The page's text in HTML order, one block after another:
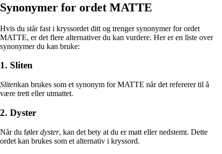
Synonymer for ordet MATTE
Hvis du står fast i kryssordet ditt og trenger synonymer for ordet
MATTE, er det flere alternativer du kan vurdere. Her er en liste over
synonymer du kan bruke:
1. Sliten
Slitenkan brukes som et synonym for MATTE når det refererer til å
være trett eller utmattet.
2. Dyster
Når du følerdyster, kan det bety at du er matt eller nedstemt. Dette
ordet kan brukes som et alternativ i kryssord.